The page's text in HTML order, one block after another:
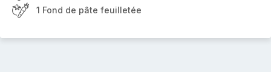
1 Fond de pâte feuilletée